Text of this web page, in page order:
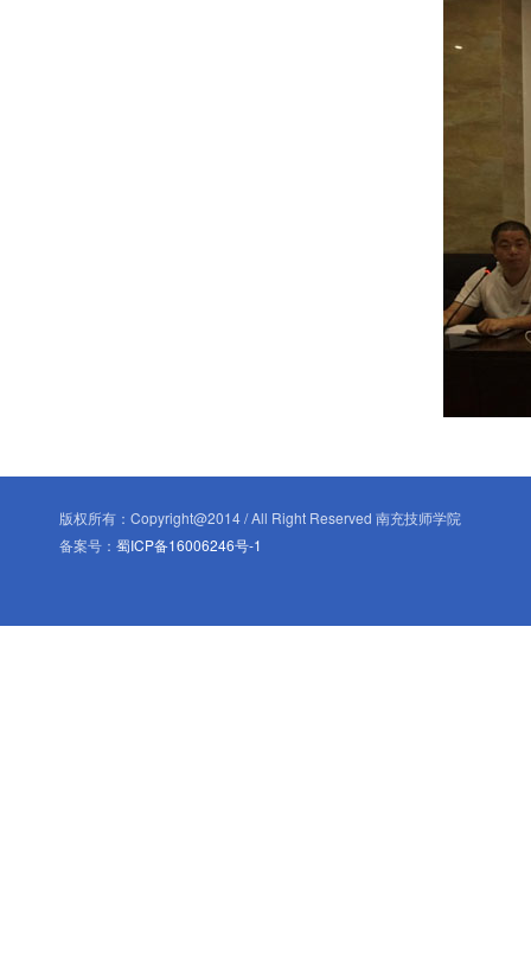
版权所有：Copyright@2014 / All Right Reserved 南充技师学院
备案号：蜀ICP备16006246号-1